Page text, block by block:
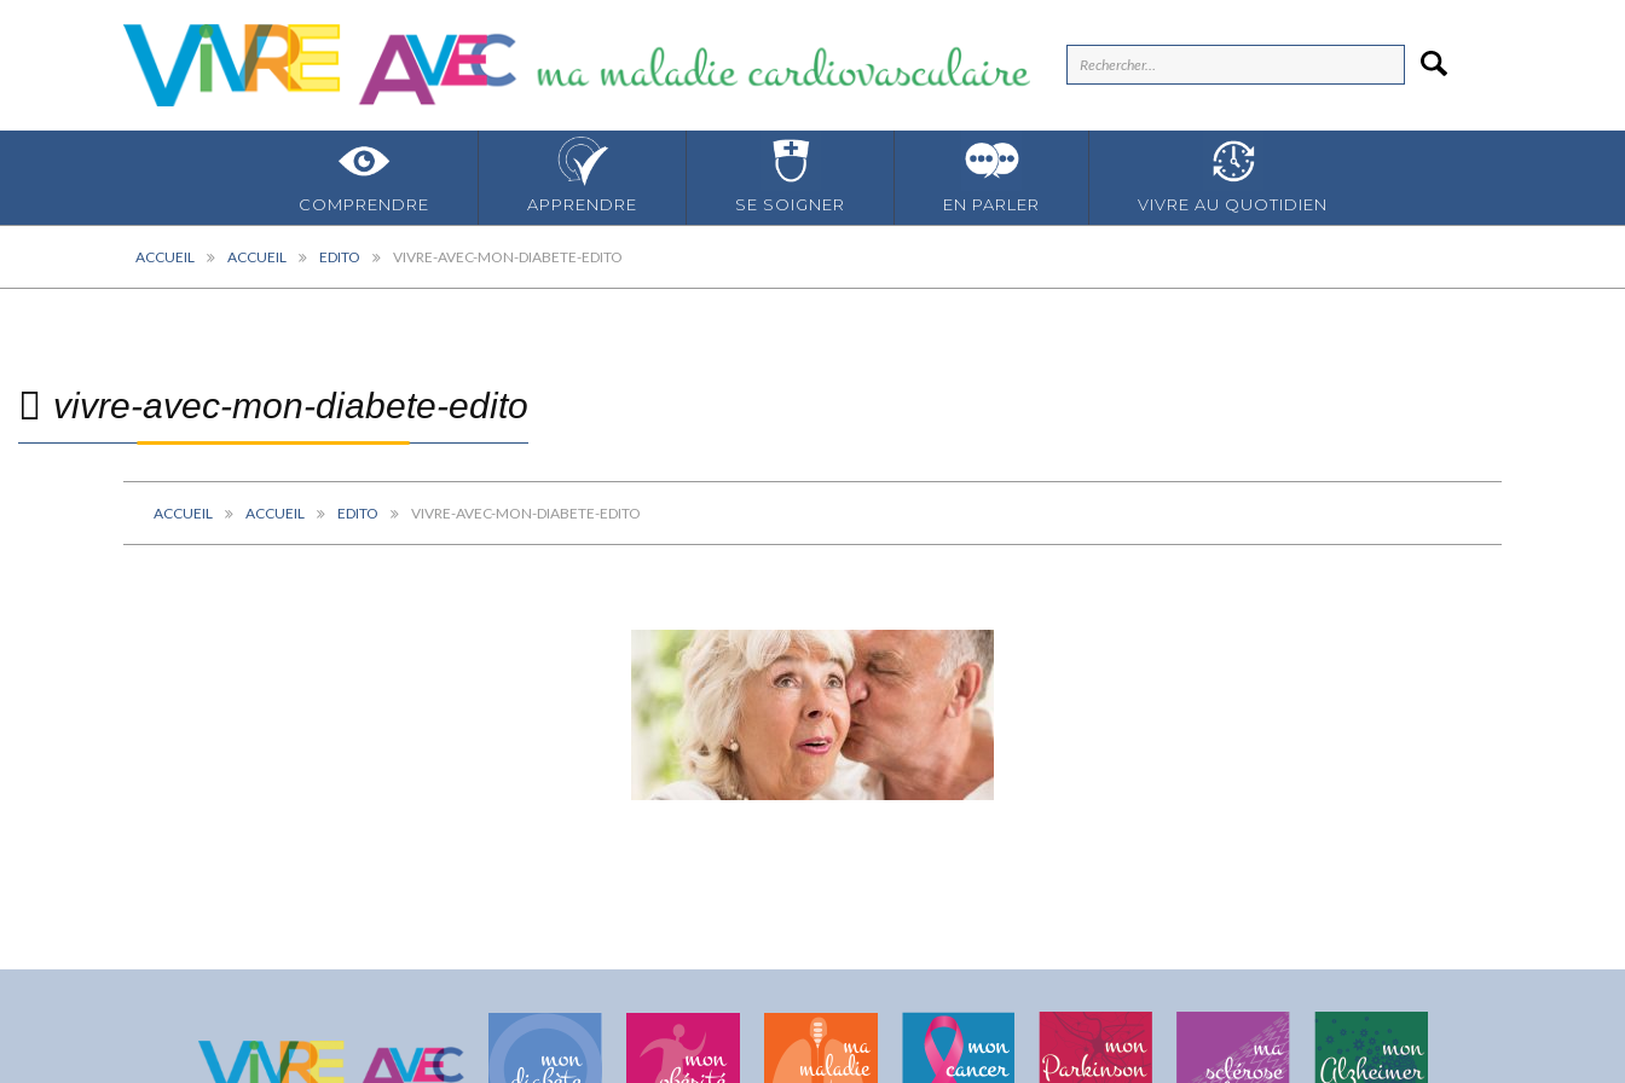
COMPRENDRE APPRENDRE SE SOIGNER EN PARLER VIVRE AU QUOTIDIEN
ACCUEIL ACCUEIL EDITO VIVRE-AVEC-MON-DIABETE-EDITO
vivre-avec-mon-diabete-edito
ACCUEIL ACCUEIL EDITO VIVRE-AVEC-MON-DIABETE-EDITO